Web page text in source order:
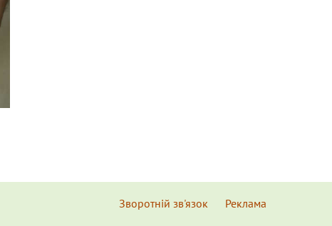
Зворотній зв'язок Реклама